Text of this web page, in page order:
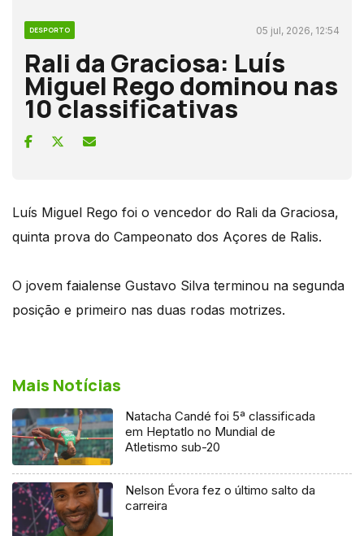
DESPORTO 05 jul, 2026, 12:54
Rali da Graciosa: Luís
Miguel Rego dominou nas
10 classificativas
Luís Miguel Rego foi o vencedor do Rali da Graciosa,
quinta prova do Campeonato dos Açores de Ralis.
O jovem faialense Gustavo Silva terminou na segunda
posição e primeiro nas duas rodas motrizes.
Mais Notícias
Natacha Candé foi 5ª classificada
em Heptatlo no Mundial de
Atletismo sub-20
Nelson Évora fez o último salto da
carreira